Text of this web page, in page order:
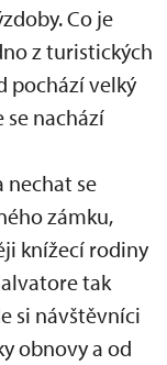
Co je
z turistických
pochází velký
se nachází
nechat se
zámku,
knížecí rodiny
tak
si návštěvníci
obnovy a od